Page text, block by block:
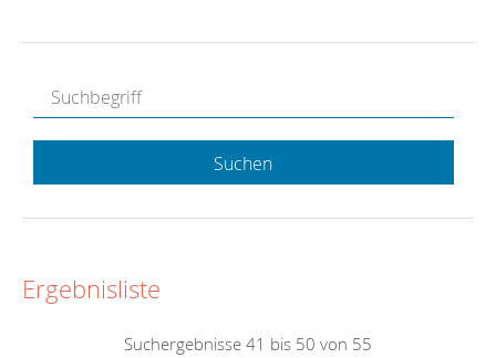
Suchen
Ergebnisliste
Suchergebnisse 41 bis 50 von 55